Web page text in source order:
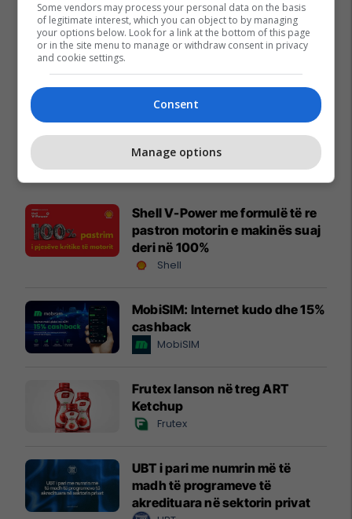
Promo Reklamo këtu
Shell V-Power me formulë të re
pastron motorin e makinës suaj
deri në 100%
Shell
MobiSIM: Internet kudo dhe 15%
cashback
MobiSIM
Frutex lanson në treg ART
Ketchup
Frutex
UBT i pari me numrin më të
madh të programeve të
akredituara në sektorin privat
Some vendors may process your personal data on the basis
of legitimate interest, which you can object to by managing
your options below. Look for a link at the bottom of this page
or in the site menu to manage or withdraw consent in privacy
and cookie settings.
Consent
Manage options